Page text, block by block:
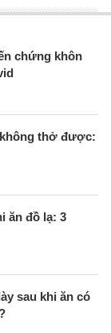
chứng khôn
thở được:
ăn đồ lạ: 3
sau khi ăn có